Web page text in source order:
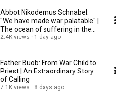
Abbot Nikodemus Schnabel:
"We have made war palatable" |
The ocean of suffering in the
Holy Land
2.4K views 1 day ago
Father Buob: From War Child to
Priest | An Extraordinary Story
of Calling
7.1K views 8 days ago